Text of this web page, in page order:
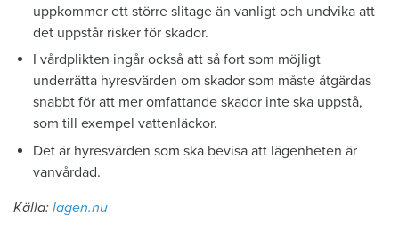
uppkommer ett större slitage än vanligt och undvika att
det uppstår risker för skador.
I vårdplikten ingår också att så fort som möjligt
underrätta hyresvärden om skador som måste åtgärdas
snabbt för att mer omfattande skador inte ska uppstå,
som till exempel vattenläckor.
Det är hyresvärden som ska bevisa att lägenheten är
vanvårdad.
Källa: lagen.nu